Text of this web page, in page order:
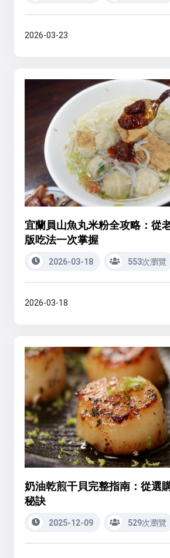
2026-03-23
宜蘭員山魚丸米粉全攻略：從
版吃法一次掌握
2026-03-18 553次瀏覽
2026-03-18
奶油乾煎干貝完整指南：從選
秘訣
2025-12-09 529次瀏覽